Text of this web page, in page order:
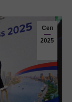
Сеп
2025